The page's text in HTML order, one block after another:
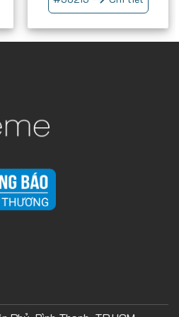
tất cả giao diện mobile